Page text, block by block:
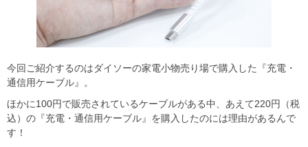
今回ご紹介するのはダイソーの家電小物売り場で購入した『充電・
通信用ケーブル』。
ほかに100円で販売されているケーブルがある中、あえて220円（税
込）の『充電・通信用ケーブル』を購入したのには理由があるんで
す！